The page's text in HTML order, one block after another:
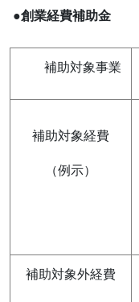
●創業経費補助金
補助対象事業
補助対象経費
（例示）
補助対象外経費